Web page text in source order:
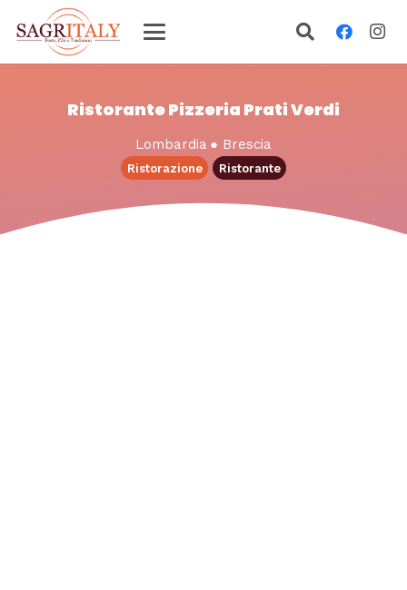
Ristorante Pizzeria Prati Verdi
Lombardia ● Brescia
Ristorazione Ristorante